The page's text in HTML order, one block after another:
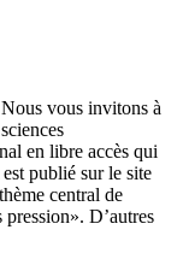
vous invitons à
en libre accès qui
publié sur le site
central de
D’autres